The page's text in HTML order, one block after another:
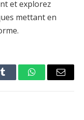
et explorez
mettant en
Tumblr WhatsAppEmail